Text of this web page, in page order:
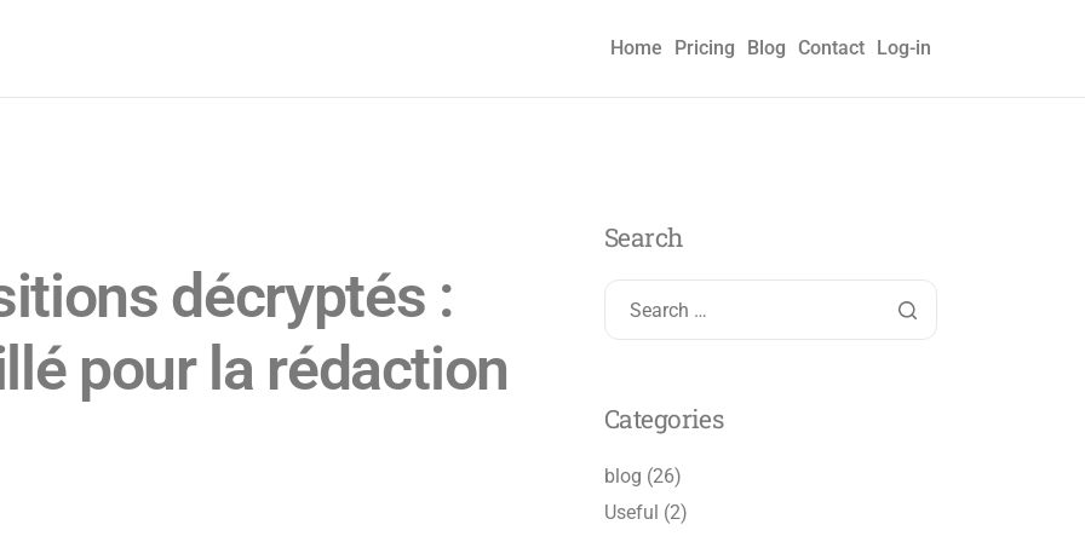
Home Pricing Blog Contact Log-in
décryptés :
pour la rédaction
Search
Categories
blog (26)
Useful (2)